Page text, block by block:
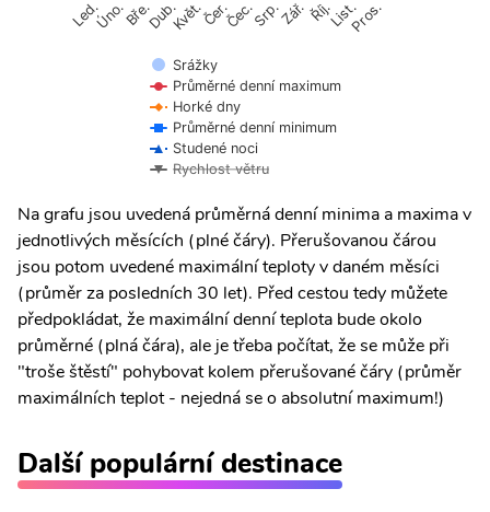
Srážky
Průměrné denní maximum
Horké dny
Průměrné denní minimum
Studené noci
Rychlost větru
Led.Úno.Bře.Dub.Květ.Čer.Čec.Srp.Zář. Říj.List.Pros.
Na grafu jsou uvedená průměrná denní minima a maxima v
jednotlivých měsících (plné čáry). Přerušovanou čárou
jsou potom uvedené maximální teploty v daném měsíci
(průměr za posledních 30 let). Před cestou tedy můžete
předpokládat, že maximální denní teplota bude okolo
průměrné (plná čára), ale je třeba počítat, že se může při
"troše štěstí" pohybovat kolem přerušované čáry (průměr
maximálních teplot - nejedná se o absolutní maximum!)
Další populární destinace